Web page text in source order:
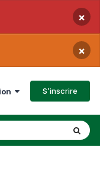
×
×
S’inscrire